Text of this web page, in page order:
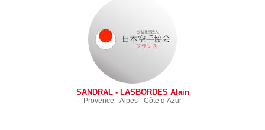
SANDRAL - LASBORDES Alain
Provence - Alpes - Côte d’Azur